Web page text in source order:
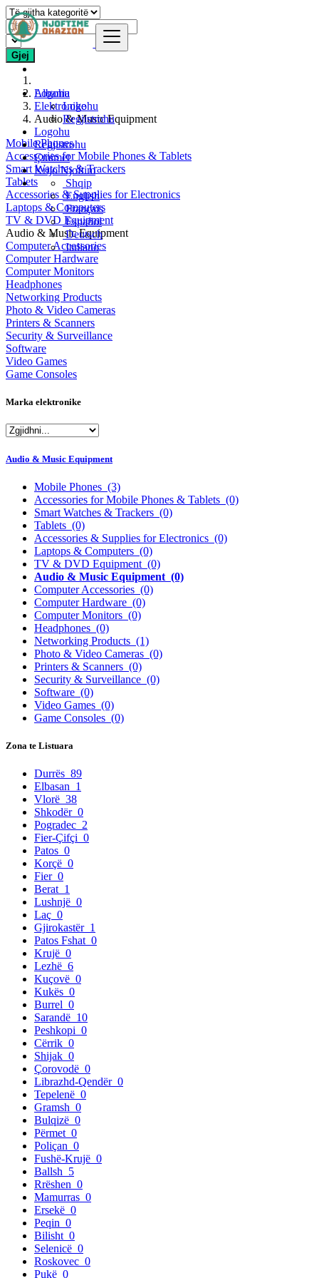
Logohu
Logohu
Regjistrohu
Logohu
Regjistrohu
Çmimet
Krijo Njoftim
Shqip
English
Français
Español
Deutsch
Italiano
Gjej
Albania
Elektronike
Audio & Music Equipment
Mobile Phones
Accessories for Mobile Phones & Tablets
Smart Watches & Trackers
Tablets
Accessories & Supplies for Electronics
Laptops & Computers
TV & DVD Equipment
Audio & Music Equipment
Computer Accessories
Computer Hardware
Computer Monitors
Headphones
Networking Products
Photo & Video Cameras
Printers & Scanners
Security & Surveillance
Software
Video Games
Game Consoles
Marka elektronike
Audio & Music Equipment
Mobile Phones (3)
Accessories for Mobile Phones & Tablets (0)
Smart Watches & Trackers (0)
Tablets (0)
Accessories & Supplies for Electronics (0)
Laptops & Computers (0)
TV & DVD Equipment (0)
Audio & Music Equipment (0)
Computer Accessories (0)
Computer Hardware (0)
Computer Monitors (0)
Headphones (0)
Networking Products (1)
Photo & Video Cameras (0)
Printers & Scanners (0)
Security & Surveillance (0)
Software (0)
Video Games (0)
Game Consoles (0)
Zona te Listuara
Durrës 89
Elbasan 1
Vlorë 38
Shkodër 0
Pogradec 2
Fier-Çifçi 0
Patos 0
Korçë 0
Fier 0
Berat 1
Lushnjë 0
Laç 0
Gjirokastër 1
Patos Fshat 0
Krujë 0
Lezhë 6
Kuçovë 0
Kukës 0
Burrel 0
Sarandë 10
Peshkopi 0
Cërrik 0
Shijak 0
Çorovodë 0
Librazhd-Qendër 0
Tepelenë 0
Gramsh 0
Bulqizë 0
Përmet 0
Poliçan 0
Fushë-Krujë 0
Ballsh 5
Rrëshen 0
Mamurras 0
Ersekë 0
Peqin 0
Bilisht 0
Selenicë 0
Roskovec 0
Pukë 0